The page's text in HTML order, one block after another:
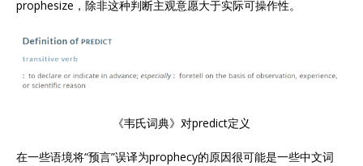
prophesize，除非这种判断主观意愿大于实际可操作性。
《韦氏词典》对predict定义
在一些语境将“预言”误译为prophecy的原因很可能是一些中文词